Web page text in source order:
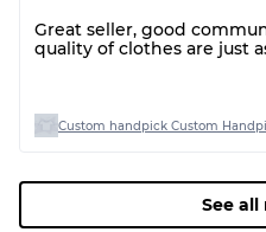
Great seller, good
quality of clothes are just
See all